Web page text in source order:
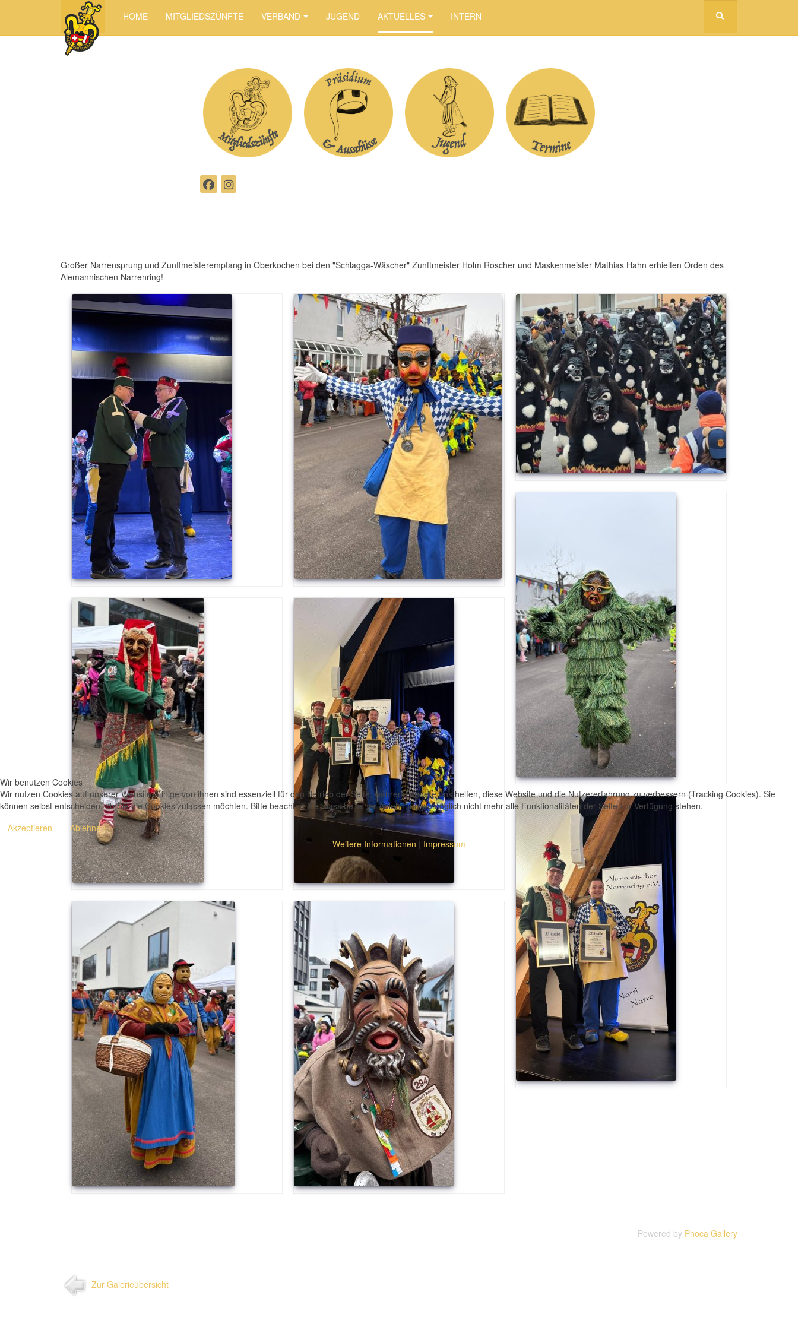
HOME MITGLIEDSZÜNFTE VERBAND JUGEND AKTUELLES INTERN
Großer Narrensprung und Zunftmeisterempfang in Oberkochen bei den "Schlagga-Wäscher" Zunftmeister Holm Roscher und Maskenmeister Mathias Hahn erhielten Orden des
Alemannischen Narrenring!
Powered by Phoca Gallery
Zur Galerieübersicht
Wir benutzen Cookies
Wir nutzen Cookies auf unserer Website. Einige von ihnen sind essenziell für den Betrieb der Seite, während andere uns helfen, diese Website und die Nutzererfahrung zu verbessern (Tracking Cookies). Sie
können selbst entscheiden, ob Sie die Cookies zulassen möchten. Bitte beachten Sie, dass bei einer Ablehnung womöglich nicht mehr alle Funktionalitäten der Seite zur Verfügung stehen.
Akzeptieren
Ablehnen
Weitere Informationen | Impressum